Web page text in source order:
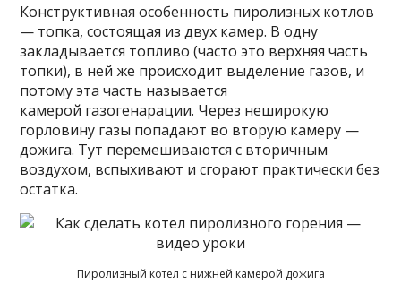
Конструктивная особенность пиролизных котлов
— топка, состоящая из двух камер. В одну
закладывается топливо (часто это верхняя часть
топки), в ней же происходит выделение газов, и
потому эта часть называется
камерой газогенарации. Через неширокую
горловину газы попадают во вторую камеру —
дожига. Тут перемешиваются с вторичным
воздухом, вспыхивают и сгорают практически без
остатка.
Пиролизный котел с нижней камерой дожига